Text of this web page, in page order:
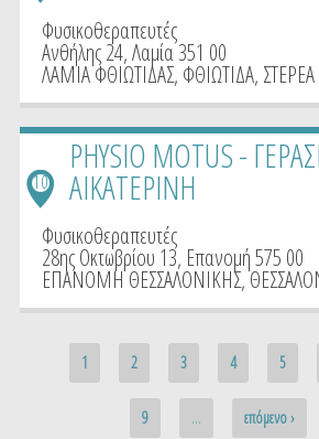
Φυσικοθεραπευτές
Ανθήλης 24, Λαμία 351 00
ΛΑΜΙΑ ΦΘΙΩΤΙΔΑΣ, ΦΘΙΩΤΙΔΑ,
PHYSIO MOTUS -
ΑΙΚΑΤΕΡΙΝΗ
10
Φυσικοθεραπευτές
28ης Οκτωβρίου 13, Επανομή 575 00
ΕΠΑΝΟΜΗ ΘΕΣΣΑΛΟΝΙΚΗΣ,
1 2 3 4 5
9 … επόμενο ›